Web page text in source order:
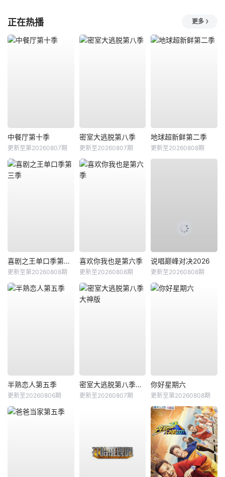
正在热播 更多
中餐厅第十季
更新至第20260807期
密室大逃脱第八季
更新至20260807期
地球超新鲜第二季
更新至20260808期
喜剧之王单口季第三季
更新至第20260808期
喜欢你我也是第六季
更新至20260808期
说唱巅峰对决2026
更新至20260808期
半熟恋人第五季
更新至20260806期
密室大逃脱第八季大神版
更新至20260807期
你好星期六
更新至第20260808期